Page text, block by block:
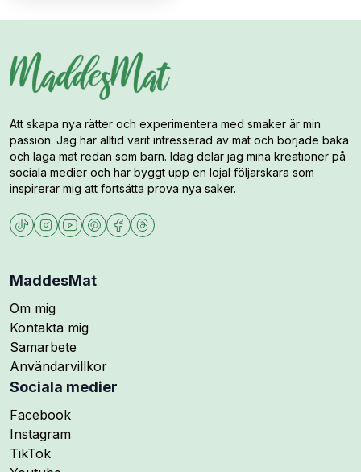
Att skapa nya rätter och experimentera med smaker är min
passion. Jag har alltid varit intresserad av mat och började baka
och laga mat redan som barn. Idag delar jag mina kreationer på
sociala medier och har byggt upp en lojal följarskara som
inspirerar mig att fortsätta prova nya saker.
MaddesMat
Om mig
Kontakta mig
Samarbete
Användarvillkor
Sociala medier
Följ mig på
Facebook
Följ mig på
Instagram
Följ mig på
TikTok